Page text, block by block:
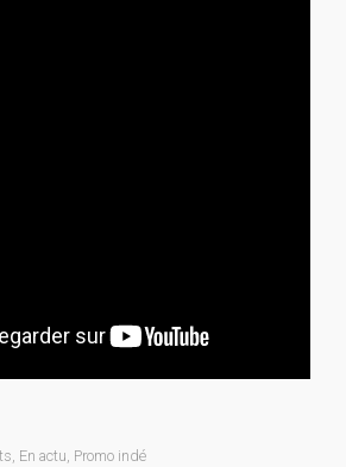
, En actu, Promo indé